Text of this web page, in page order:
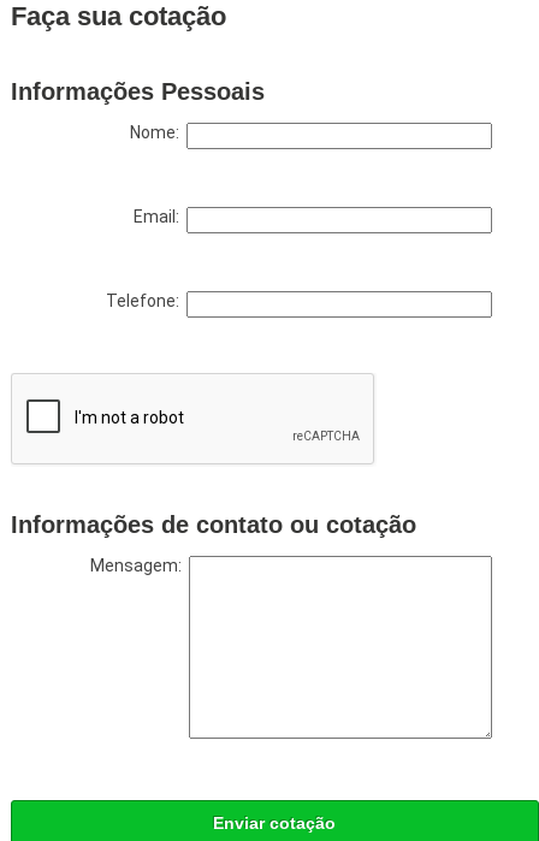
Faça sua cotação
Informações Pessoais
Nome:
Email:
Telefone:
Informações de contato ou cotação
Mensagem:
Enviar cotação